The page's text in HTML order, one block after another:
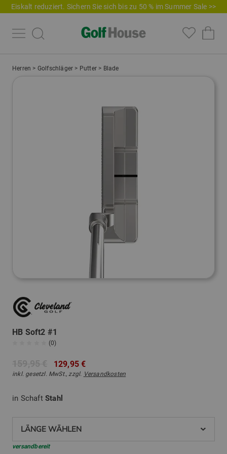
Eiskalt reduziert. Sichern Sie sich bis zu 50 % im Summer Sale >>
Herren > Golfschläger > Putter > Blade
HB Soft2 #1
(0)
129,95 €
inkl. gesetzl. MwSt., zzgl. Versandkosten
in Schaft Stahl
LÄNGE WÄHLEN
versandbereit